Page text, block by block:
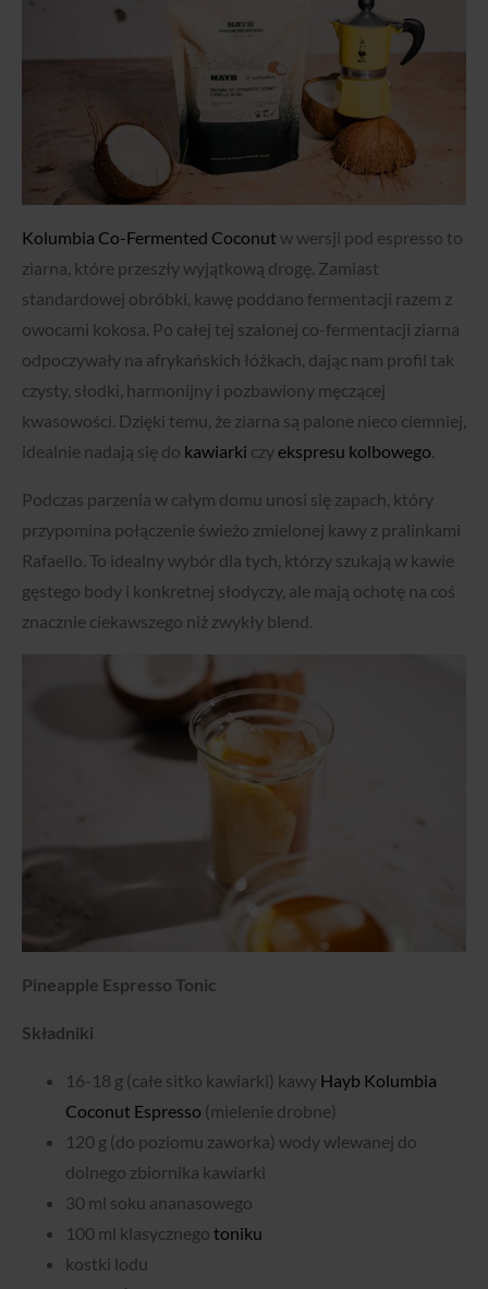
Kolumbia Co-Fermented Coconutw wersji pod espresso to
ziarna, które przeszły wyjątkową drogę. Zamiast
standardowej obróbki, kawę poddano fermentacji razem z
owocami kokosa. Po całej tej szalonej co-fermentacji ziarna
odpoczywały na afrykańskich łóżkach, dając nam profil tak
czysty, słodki, harmonijny i pozbawiony męczącej
kwasowości. Dzięki temu, że ziarna są palone nieco ciemniej,
idealnie nadają się do kawiarki czy ekspresu kolbowego.
Podczas parzenia w całym domu unosi się zapach, który
przypomina połączenie świeżo zmielonej kawy z pralinkami
Rafaello. To idealny wybór dla tych, którzy szukają w kawie
gęstego body i konkretnej słodyczy, ale mają ochotę na coś
znacznie ciekawszego niż zwykły blend.
Pineapple Espresso Tonic
Składniki
16-18 g (całe sitko kawiarki) kawy Hayb Kolumbia
Coconut Espresso (mielenie drobne)
120 g (do poziomu zaworka) wody wlewanej do
dolnego zbiornika kawiarki
30 ml soku ananasowego
100 ml klasycznego toniku
kostki lodu